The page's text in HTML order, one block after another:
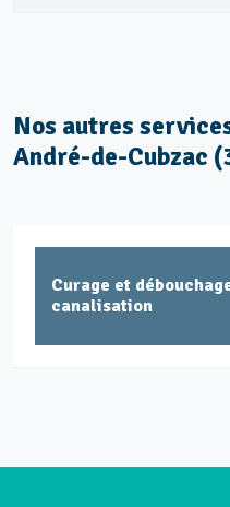
Nos autres
André-de-Cubzac
Curage et
canalisation